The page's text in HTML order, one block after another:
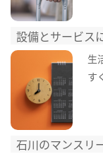
設備とサービス
生
す
石川のマンスリ